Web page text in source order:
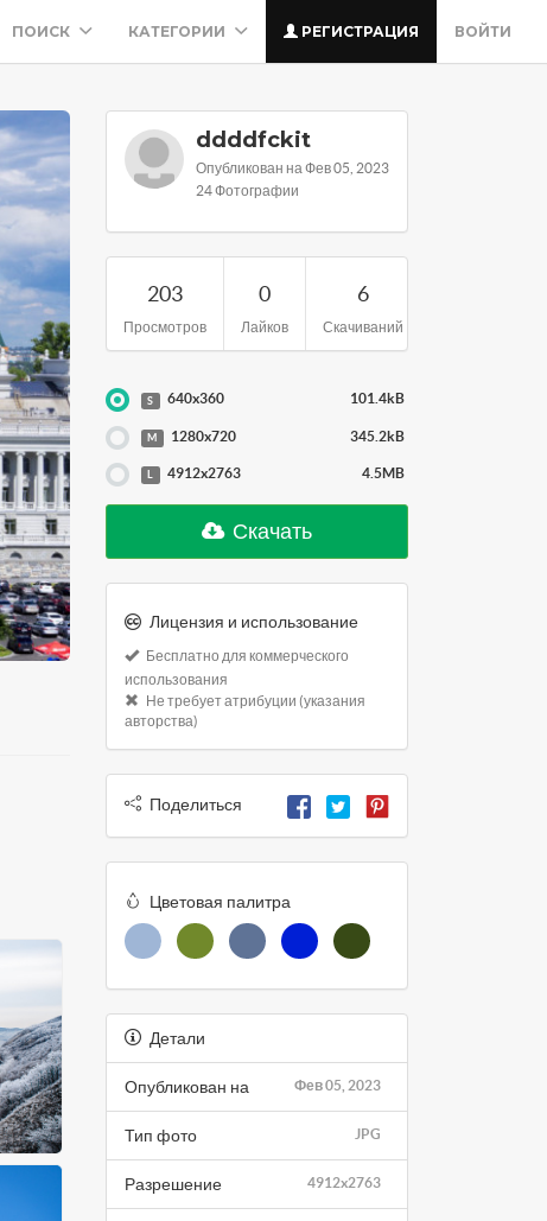
ПОИСК КАТЕГОРИИ РЕГИСТРАЦИЯ ВОЙТИ
ddddfckit
Опубликован на Фев 05, 2023
24 Фотографии
203
Просмотров
0
Лайков
6
Скачиваний
S 640x360 101.4kB
M 1280x720 345.2kB
L 4912x2763 4.5MB
Скачать
Лицензия и использование
Бесплатно для коммерческого
использования
Не требует атрибуции (указания
авторства)
Поделиться
Цветовая палитра
Детали
Фев 05, 2023
Опубликован на
JPG
Тип фото
4912x2763
Разрешение